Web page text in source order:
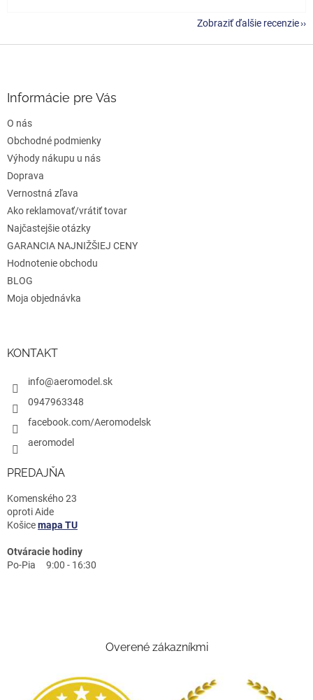
Zobraziť ďalšie recenzie
e
Informácie pre Vás
O nás
Obchodné podmienky
Výhody nákupu u nás
Doprava
Vernostná zľava
Ako reklamovať/vrátiť tovar
Najčastejšie otázky
GARANCIA NAJNIŽŠIEJ CENY
Hodnotenie obchodu
BLOG
Moja objednávka
KONTAKT
info@aeromodel.sk
0947963348
facebook.com/Aeromodelsk
aeromodel
PREDAJŇA
Komenského 23
oproti Aide
Košicemapa TU
Otváracie hodiny
Po-Pia 9:00 - 16:30
Overené zákazníkmi